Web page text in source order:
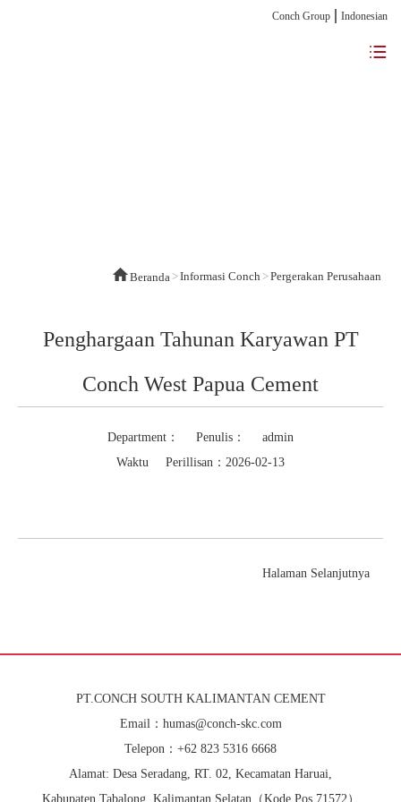
Conch Group Indonesian
Beranda >Informasi Conch >Pergerakan Perusahaan
Penghargaan Tahunan Karyawan PT
Conch West Papua Cement
Department： Penulis： admin
Waktu Perillisan：2026-02-13
Halaman Selanjutnya
PT.CONCH SOUTH KALIMANTAN CEMENT
Email：humas@conch-skc.com
Telepon：+62 823 5316 6668
Alamat: Desa Seradang, RT. 02, Kecamatan Haruai,
Kabupaten Tabalong, Kalimantan Selatan（Kode Pos 71572）